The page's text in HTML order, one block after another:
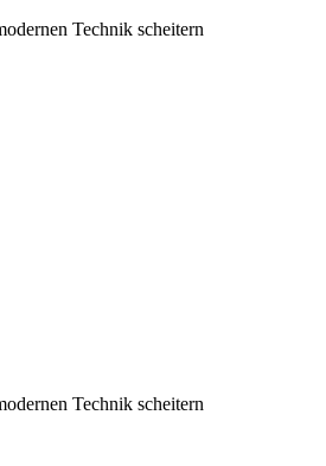
Technik scheitern
Technik scheitern